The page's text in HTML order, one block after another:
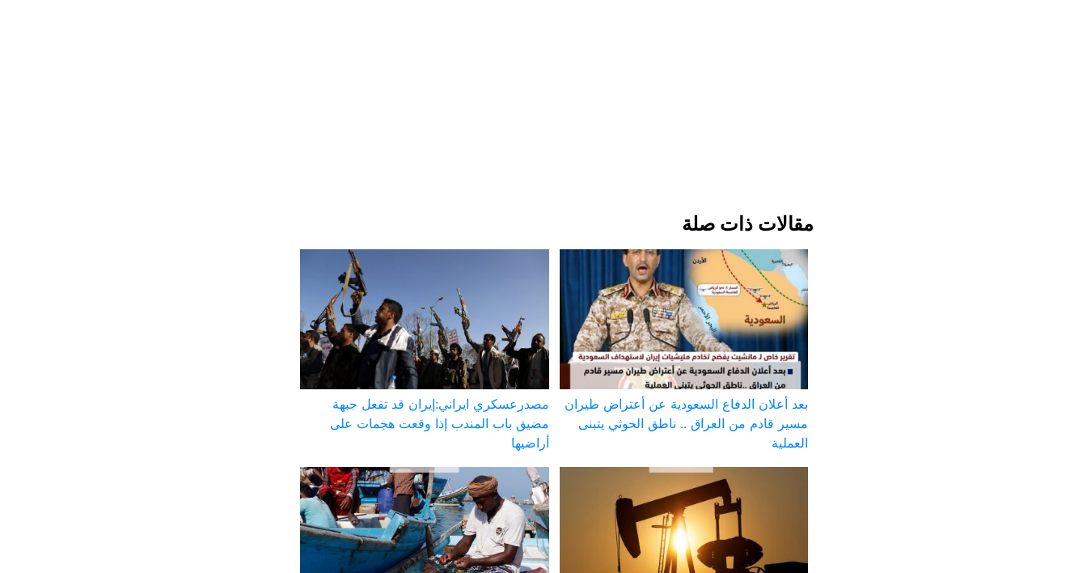
مقالات ذات صلة
بعد أعلان الدفاع السعودية عن أعتراض طيران
مسير قادم من العراق .. ناطق الحوثي يتبنى
العملية
مصدرعسكري ايراني:إيران قد تفعل جبهة
مضيق باب المندب إذا وقعت هجمات على
أراضيها